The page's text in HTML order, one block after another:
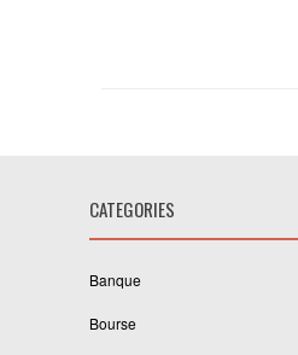
CATEGORIES
Banque
Bourse